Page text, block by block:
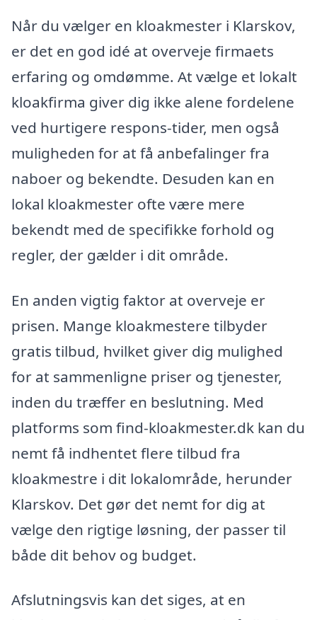
Når du vælger en kloakmester i Klarskov,
er det en god idé at overveje firmaets
erfaring og omdømme. At vælge et lokalt
kloakfirma giver dig ikke alene fordelene
ved hurtigere respons-tider, men også
muligheden for at få anbefalinger fra
naboer og bekendte. Desuden kan en
lokal kloakmester ofte være mere
bekendt med de specifikke forhold og
regler, der gælder i dit område.
En anden vigtig faktor at overveje er
prisen. Mange kloakmestere tilbyder
gratis tilbud, hvilket giver dig mulighed
for at sammenligne priser og tjenester,
inden du træffer en beslutning. Med
platforms som find-kloakmester.dk kan du
nemt få indhentet flere tilbud fra
kloakmestre i dit lokalområde, herunder
Klarskov. Det gør det nemt for dig at
vælge den rigtige løsning, der passer til
både dit behov og budget.
Afslutningsvis kan det siges, at en